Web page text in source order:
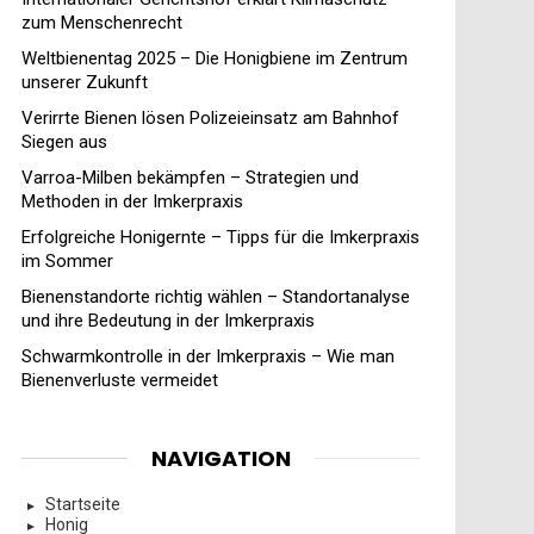
zum Menschenrecht
Weltbienentag 2025 – Die Honigbiene im Zentrum
unserer Zukunft
Verirrte Bienen lösen Polizeieinsatz am Bahnhof
Siegen aus
Varroa-Milben bekämpfen – Strategien und
Methoden in der Imkerpraxis
Erfolgreiche Honigernte – Tipps für die Imkerpraxis
im Sommer
Bienenstandorte richtig wählen – Standortanalyse
und ihre Bedeutung in der Imkerpraxis
Schwarmkontrolle in der Imkerpraxis – Wie man
Bienenverluste vermeidet
NAVIGATION
Startseite
Honig